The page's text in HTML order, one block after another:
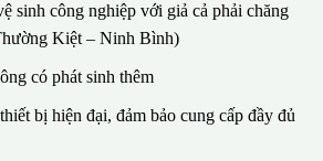
sinh công nghiệp với giả cả phải chăng
Kiệt – Ninh Bình)
có phát sinh thêm
bị hiện đại, đảm bảo cung cấp đầy đủ